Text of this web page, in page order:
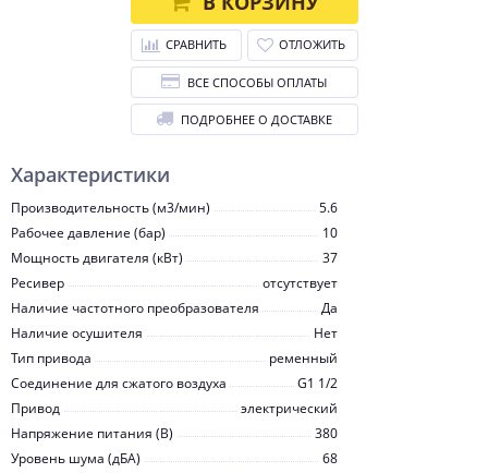
Характеристики
Производительность (м3/мин)
5.6
Рабочее давление (бар)
10
Мощность двигателя (кВт)
37
Ресивер
отсутствует
Наличие частотного преобразователя
Да
Наличие осушителя
Нет
Тип привода
ременный
Соединение для сжатого воздуха
G1 1/2
Привод
электрический
Напряжение питания (В)
380
Уровень шума (дБА)
68
СРАВНИТЬ ОТЛОЖИТЬ
ВСЕ СПОСОБЫ ОПЛАТЫ
ПОДРОБНЕЕ О ДОСТАВКЕ